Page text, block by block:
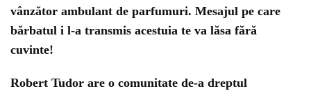
vânzător ambulant de parfumuri. Mesajul pe care
bărbatul i l-a transmis acestuia te va lăsa fără
cuvinte!
Robert Tudor are o comunitate de-a dreptul